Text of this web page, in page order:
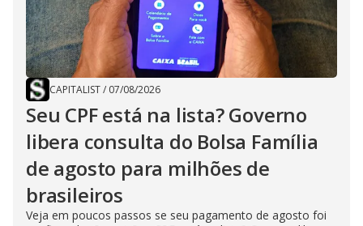
CAPITALIST/ 07/08/2026
Seu CPF está na lista? Governo
libera consulta do Bolsa Família
de agosto para milhões de
brasileiros
Veja em poucos passos se seu pagamento de agosto foi